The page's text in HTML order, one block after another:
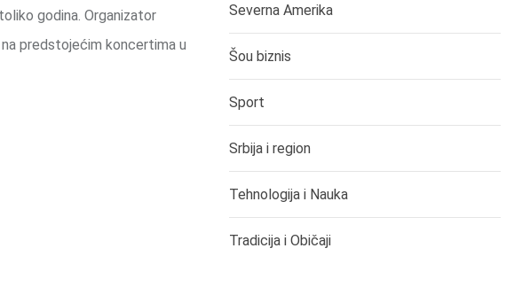
godina. Organizator
predstojećim koncertima u
Severna Amerika
Šou biznis
Sport
Srbija i region
Tehnologija i Nauka
Tradicija i Običaji